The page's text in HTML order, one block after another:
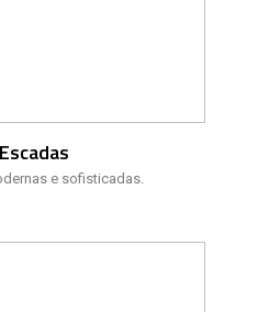
Escadas
e sofisticadas.